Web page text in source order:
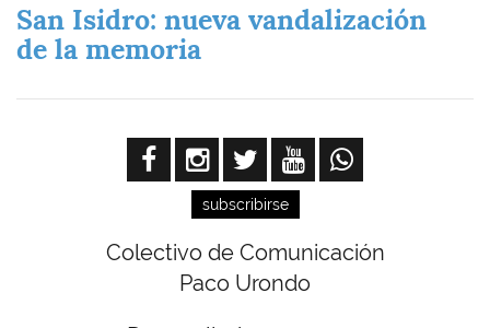
San Isidro: nueva vandalización
de la memoria
subscribirse
Colectivo de Comunicación
Paco Urondo